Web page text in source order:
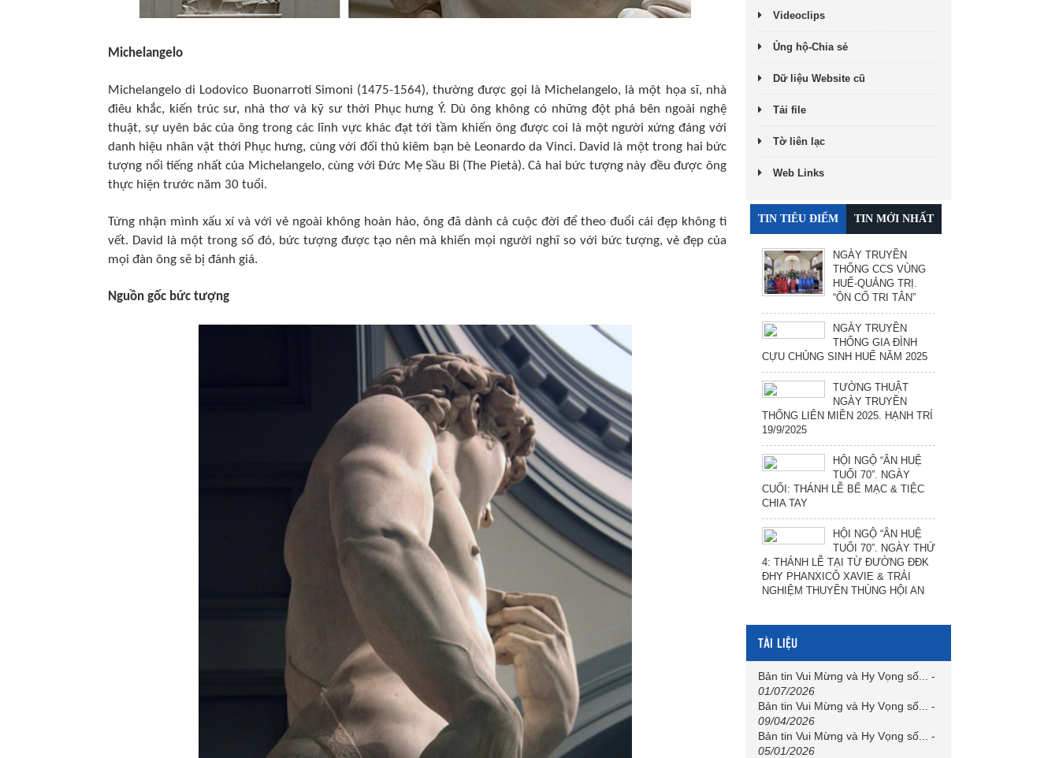
Michelangelo
Michelangelo di Lodovico Buonarroti Simoni (1475-1564), thường được gọi là Michelangelo, là một họa sĩ, nhà
điêu khắc, kiến trúc sư, nhà thơ và kỹ sư thời Phục hưng Ý. Dù ông không có những đột phá bên ngoài nghệ
thuật, sự uyên bác của ông trong các lĩnh vực khác đạt tới tầm khiến ông được coi là một người xứng đáng với
danh hiệu nhân vật thời Phục hưng, cùng với đối thủ kiêm bạn bè Leonardo da Vinci. David là một trong hai bức
tượng nổi tiếng nhất của Michelangelo, cùng với Đức Mẹ Sầu Bi (The Pietà). Cả hai bức tượng này đều được ông
thực hiện trước năm 30 tuổi.
Từng nhận mình xấu xí và với vẻ ngoài không hoàn hảo, ông đã dành cả cuộc đời để theo đuổi cái đẹp không tì
vết. David là một trong số đó, bức tượng được tạo nên mà khiến mọi người nghĩ so với bức tượng, vẻ đẹp của
mọi đàn ông sẽ bị đánh giá.
Nguồn gốc bức tượng
Videoclips
Ủng hộ-Chia sẻ
Dữ liệu Website cũ
Tải file
Tờ liên lạc
Web Links
TIN TIÊU ĐIỂM TIN MỚI NHẤT
NGÀY TRUYỀN
THỐNG CCS VÙNG
HUẾ-QUẢNG TRỊ.
“ÔN CỐ TRI TÂN”
NGÀY TRUYỀN
THỐNG GIA ĐÌNH
CỰU CHỦNG SINH HUẾ NĂM 2025
TƯỜNG THUẬT
NGÀY TRUYỀN
THỐNG LIÊN MIỀN 2025. HẠNH TRÍ
19/9/2025
HỘI NGỘ “ÂN HUỆ
TUỔI 70”. NGÀY
CUỐI: THÁNH LỄ BẾ MẠC & TIỆC
CHIA TAY
HỘI NGỘ “ÂN HUỆ
TUỔI 70”. NGÀY THỨ
4: THÁNH LỄ TẠI TỪ ĐƯỜNG ĐĐK
ĐHY PHANXICÔ XAVIE & TRẢI
NGHIỆM THUYỀN THÚNG HỘI AN
TÀI LIỆU
Bản tin Vui Mừng và Hy Vọng số...
-
01/07/2026
Bản tin Vui Mừng và Hy Vọng số...
-
09/04/2026
Bản tin Vui Mừng và Hy Vọng số...
-
05/01/2026